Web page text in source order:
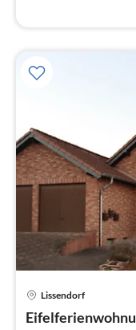
Lissendorf